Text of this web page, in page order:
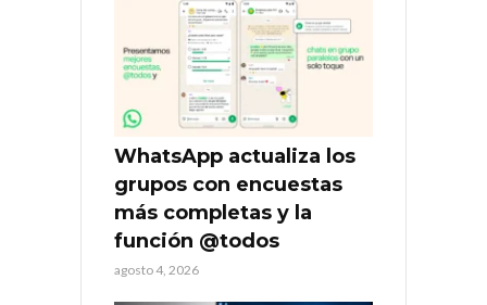
WhatsApp actualiza los
grupos con encuestas
más completas y la
función @todos
agosto 4, 2026